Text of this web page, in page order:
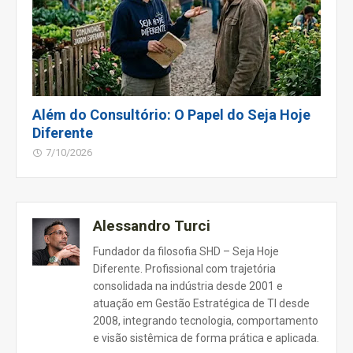
Além do Consultório: O Papel do Seja Hoje
Diferente
7/10/2026
Alessandro Turci
Fundador da filosofia SHD – Seja Hoje
Diferente. Profissional com trajetória
consolidada na indústria desde 2001 e
atuação em Gestão Estratégica de TI desde
2008, integrando tecnologia, comportamento
e visão sistêmica de forma prática e aplicada.